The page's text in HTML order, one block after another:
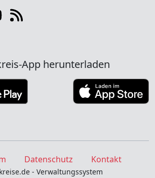
App herunterladen
Datenschutz Kontakt
- Verwaltungssystem